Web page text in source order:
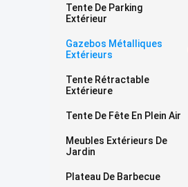
Tente De Parking
Extérieur
Gazebos Métalliques
Extérieurs
Tente Rétractable
Extérieure
Tente De Fête En Plein Air
Meubles Extérieurs De
Jardin
Plateau De Barbecue